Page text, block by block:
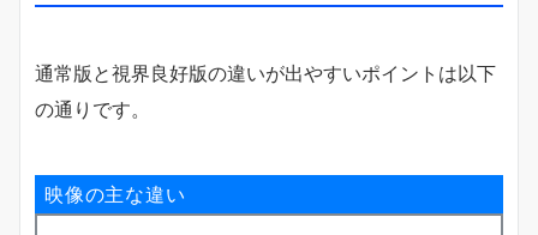
通常版と視界良好版の違いが出やすいポイントは以下
の通りです。
映像の主な違い